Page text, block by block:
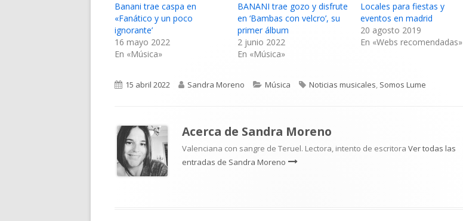
Banani trae caspa en
«Fanático y un poco
ignorante’
16 mayo 2022
En «Música»
BANANI trae gozo y disfrute
en ‘Bambas con velcro’, su
primer álbum
2 junio 2022
En «Música»
Locales para fiestas y
eventos en madrid
20 agosto 2019
En «Webs recomendadas»
Publicado
15 abril 2022 Autor
Sandra Moreno Categorías
Música Etiquetas
Noticias musicales, Somos Lume
Acerca de Sandra Moreno
Valenciana con sangre de Teruel. Lectora, intento de escritora Ver todas las
entradas de Sandra Moreno